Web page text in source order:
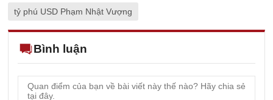
tỷ phú USD Phạm Nhật Vượng
Bình luận